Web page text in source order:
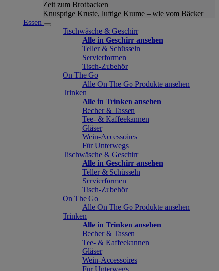
Zeit zum Brotbacken
Knusprige Kruste, luftige Krume – wie vom Bäcker
Essen
Tischwäsche & Geschirr
Alle in Geschirr ansehen
Teller & Schüsseln
Servierformen
Tisch-Zubehör
On The Go
Alle On The Go Produkte ansehen
Trinken
Alle in Trinken ansehen
Becher & Tassen
Tee- & Kaffeekannen
Gläser
Wein-Accessoires
Für Unterwegs
Tischwäsche & Geschirr
Alle in Geschirr ansehen
Teller & Schüsseln
Servierformen
Tisch-Zubehör
On The Go
Alle On The Go Produkte ansehen
Trinken
Alle in Trinken ansehen
Becher & Tassen
Tee- & Kaffeekannen
Gläser
Wein-Accessoires
Für Unterwegs